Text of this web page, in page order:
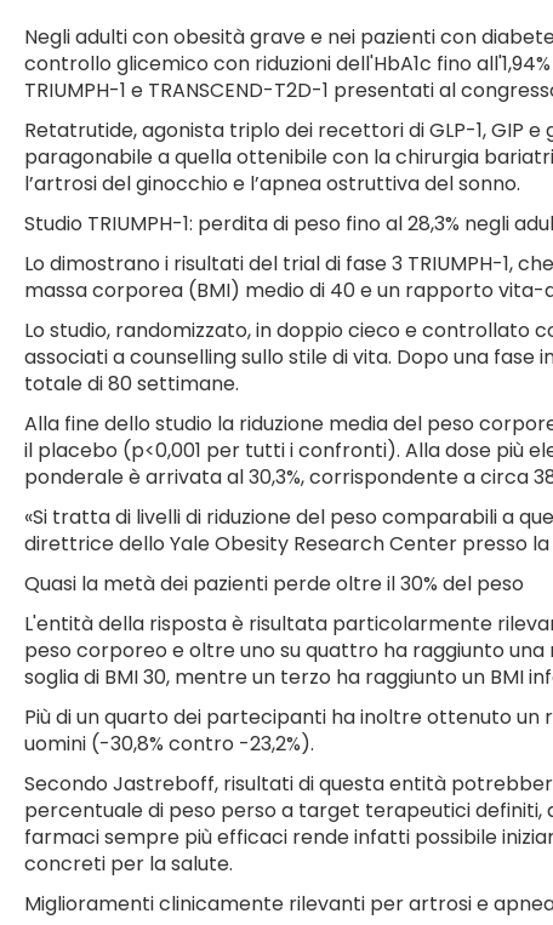
Negli adulti con obesità grave e nei pazienti con
controllo glicemico con riduzioni dell'HbA1c fino
TRIUMPH-1 e TRANSCEND-T2D-1 presentati al
Retatrutide, agonista triplo dei recettori di GLP-1, GIP
paragonabile a quella ottenibile con la chirurgia
l’artrosi del ginocchio e l’apnea ostruttiva del sonno.
Studio TRIUMPH-1: perdita di peso fino al 28,3% negli
Lo dimostrano i risultati del trial di fase 3 TRIUMPH-1,
massa corporea (BMI) medio di 40 e un rapporto vita-
Lo studio, randomizzato, in doppio cieco e controllato
associati a counselling sullo stile di vita. Dopo una
totale di 80 settimane.
Alla fine dello studio la riduzione media del peso
il placebo (p<0,001 per tutti i confronti). Alla dose più
ponderale è arrivata al 30,3%, corrispondente a circa
«Si tratta di livelli di riduzione del peso comparabili a
direttrice dello Yale Obesity Research Center presso la
Quasi la metà dei pazienti perde oltre il 30% del peso
L'entità della risposta è risultata particolarmente
peso corporeo e oltre uno su quattro ha raggiunto
soglia di BMI 30, mentre un terzo ha raggiunto un BMI
Più di un quarto dei partecipanti ha inoltre ottenuto
uomini (-30,8% contro -23,2%).
Secondo Jastreboff, risultati di questa entità
percentuale di peso perso a target terapeutici
farmaci sempre più efficaci rende infatti possibile
concreti per la salute.
Miglioramenti clinicamente rilevanti per artrosi e